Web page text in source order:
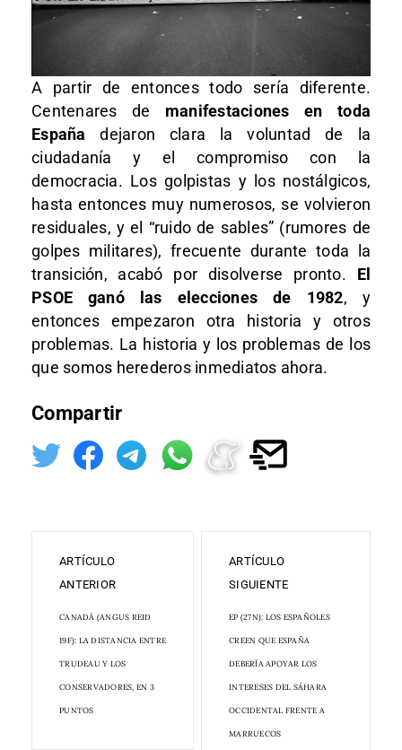
A partir de entonces todo sería diferente.
Centenares de manifestaciones en toda
España dejaron clara la voluntad de la
ciudadanía y el compromiso con la
democracia. Los golpistas y los nostálgicos,
hasta entonces muy numerosos, se volvieron
residuales, y el “ruido de sables” (rumores de
golpes militares), frecuente durante toda la
transición, acabó por disolverse pronto. El
PSOE ganó las elecciones de 1982, y
entonces empezaron otra historia y otros
problemas. La historia y los problemas de los
que somos herederos inmediatos ahora.
Compartir
ARTÍCULO
ANTERIOR
CANADÁ (ANGUS REID
19F): LA DISTANCIA ENTRE
TRUDEAU Y LOS
CONSERVADORES, EN 3
PUNTOS
ARTÍCULO
SIGUIENTE
EP (27N): LOS ESPAÑOLES
CREEN QUE ESPAÑA
DEBERÍA APOYAR LOS
INTERESES DEL SÁHARA
OCCIDENTAL FRENTE A
MARRUECOS